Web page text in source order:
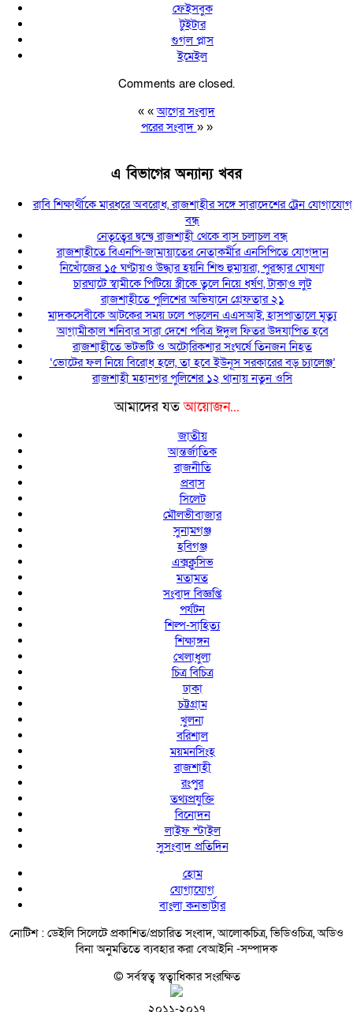
ফেইসবুক
টুইটার
গুগল প্লাস
ইমেইল
Comments are closed.
« «আগের সংবাদ
পরের সংবাদ » »
এ বিভাগের অন্যান্য খবর
রাবি শিক্ষার্থীকে মারধরে অবরোধ, রাজশাহীর সঙ্গে সারাদেশের ট্রেন যোগাযোগ
বন্ধ
নেতৃত্বের দ্বন্দ্বে রাজশাহী থেকে বাস চলাচল বন্ধ
রাজশাহীতে বিএনপি-জামায়াতের নেতাকর্মীর এনসিপিতে যোগদান
নিখোঁজের ১৫ ঘণ্টায়ও উদ্ধার হয়নি শিশু হুমায়রা, পুরস্কার ঘোষণা
চারঘাটে স্বামীকে পিটিয়ে স্ত্রীকে তুলে নিয়ে ধর্ষণ, টাকাও লুট
রাজশাহীতে পুলিশের অভিযানে গ্রেফতার ২১
মাদকসেবীকে আটকের সময় ঢলে পড়লেন এএসআই, হাসপাতালে মৃত্যু
আগামীকাল শনিবার সারা দেশে পবিত্র ঈদুল ফিতর উদযাপিত হবে
রাজশাহীতে ভটভটি ও অটোরিকশার সংঘর্ষে তিনজন নিহত
‘ভোটের ফল নিয়ে বিরোধ হলে, তা হবে ইউনূস সরকারের বড় চ্যালেঞ্জ’
রাজশাহী মহানগর পুলিশের ১২ থানায় নতুন ওসি
আমাদের যতআয়োজন...
জাতীয়
আন্তর্জাতিক
রাজনীতি
প্রবাস
সিলেট
মৌলভীবাজার
সুনামগঞ্জ
হবিগঞ্জ
এক্সক্লুসিভ
মতামত
সংবাদ বিজ্ঞপ্তি
পর্যটন
শিল্প-সাহিত্য
শিক্ষাঙ্গন
খেলাধুলা
চিত্র বিচিত্র
ঢাকা
চট্টগ্রাম
খুলনা
বরিশাল
ময়মনসিংহ
রাজশাহী
রংপুর
তথ্যপ্রযুক্তি
বিনোদন
লাইফ স্টাইল
সুসংবাদ প্রতিদিন
হোম
যোগাযোগ
বাংলা কনভার্টার
নোটিশ : ডেইলি সিলেটে প্রকাশিত/প্রচারিত সংবাদ, আলোকচিত্র, ভিডিওচিত্র, অডিও
বিনা অনুমতিতে ব্যবহার করা বেআইনি -সম্পাদক
© সর্বস্বত্ব স্বত্বাধিকার সংরক্ষিত